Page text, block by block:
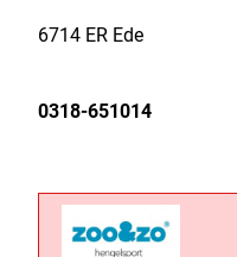
6716
6714 ER Ede
0318-651014